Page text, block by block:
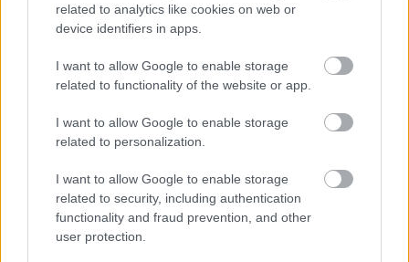
related to analytics like cookies on web or
device identifiers in apps.
I want to allow Google to enable storage
related to functionality of the website or app.
I want to allow Google to enable storage
related to personalization.
I want to allow Google to enable storage
related to security, including authentication
functionality and fraud prevention, and other
user protection.
Gears of War 4 - 27 GB tárhelyet spórol meg az új
frissítés
A Gears of War 4 PC-s változata továbbra is rengeteg helyet
foglal el a merevlemezeden, de néhány kisebb játéknak
elegendő gigabájtot szabadít fel a Rise of the Horde-dal
együtt érkező frissítés.